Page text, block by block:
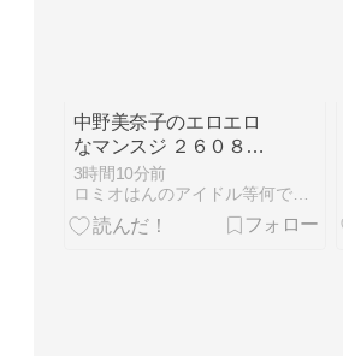
中野美奈子のエロエロ
なマンスジ ２６０８０
９
3時間10分前
ロミオはんのアイドル等何でも２chまとめマガジン